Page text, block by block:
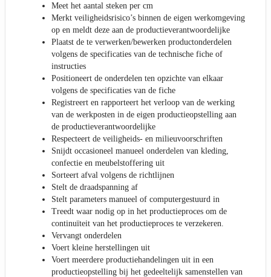
Meet het aantal steken per cm
Merkt veiligheidsrisico’s binnen de eigen werkomgeving
op en meldt deze aan de productieverantwoordelijke
Plaatst de te verwerken/bewerken productonderdelen
volgens de specificaties van de technische fiche of
instructies
Positioneert de onderdelen ten opzichte van elkaar
volgens de specificaties van de fiche
Registreert en rapporteert het verloop van de werking
van de werkposten in de eigen productieopstelling aan
de productieverantwoordelijke
Respecteert de veiligheids- en milieuvoorschriften
Snijdt occasioneel manueel onderdelen van kleding,
confectie en meubelstoffering uit
Sorteert afval volgens de richtlijnen
Stelt de draadspanning af
Stelt parameters manueel of computergestuurd in
Treedt waar nodig op in het productieproces om de
continuïteit van het productieproces te verzekeren.
Vervangt onderdelen
Voert kleine herstellingen uit
Voert meerdere productiehandelingen uit in een
productieopstelling bij het gedeeltelijk samenstellen van